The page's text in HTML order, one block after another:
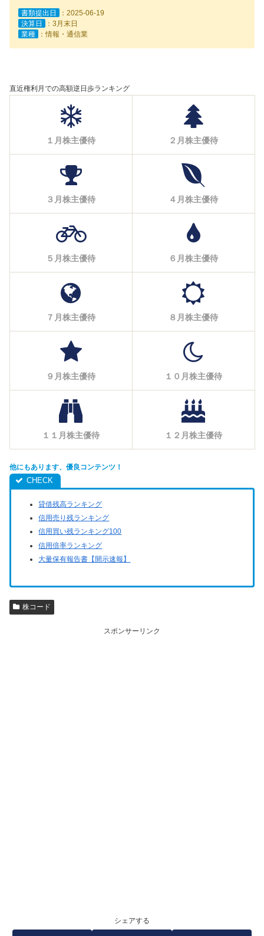
書類提出日
：2025-06-19
決算日
：3月末日
業種
：情報・通信業
直近権利月での高額逆日歩ランキング
１月株主優待 ２月株主優待
３月株主優待 ４月株主優待
５月株主優待 ６月株主優待
７月株主優待 ８月株主優待
９月株主優待 １０月株主優待
１１月株主優待 １２月株主優待
他にもあります、優良コンテンツ！
貸借残高ランキング
信用売り残ランキング
信用買い残ランキング100
信用倍率ランキング
大量保有報告書【開示速報】
株コード
スポンサーリンク
シェアする